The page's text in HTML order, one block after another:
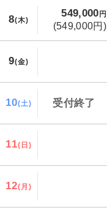
8(木)
549,000 円
(549,000円)
9(金)
10(土) 受付終了
11(日)
12(月)